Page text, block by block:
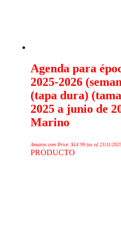
Agenda para
2025-2026
(tapa dura)
2025 a junio de
Marino
Amazon.com Price:$14.99 (as of 23/11/
PRODUCTO